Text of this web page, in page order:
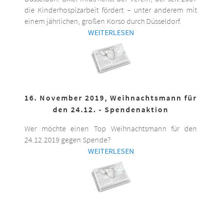
die Kinderhospizarbeit fördert – unter anderem mit
einem jährlichen, großen Korso durch Düsseldorf.
WEITERLESEN
16. November 2019, Weihnachtsmann für
den 24.12. - Spendenaktion
Wer möchte einen Top Weihnachtsmann für den
24.12.2019 gegen Spende?
WEITERLESEN